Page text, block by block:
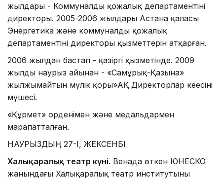
жылдары - Коммуналды қожалық департаментінің
директоры. 2005-2006 жылдары Астана қаласы
Энергетика және коммуналды қожалық
департаментінің директоры қызметтерін атқарған.
2006 жылдан бастап - қазіргі қызметінде. 2009
жылдың наурыз айынан - «Самұрық-Қазына»
жылжымайтын мүлік қоры»АҚ Директорлар кеңесінің
мүшесі.
«Құрмет» орденімен және медальдармен
марапатталған.
НАУРЫЗДЫҢ 27-І, ЖЕКСЕНБІ
Халықаралық театр күні. Венада өткен ЮНЕСКО
жанындағы Халықаралық театр институтының